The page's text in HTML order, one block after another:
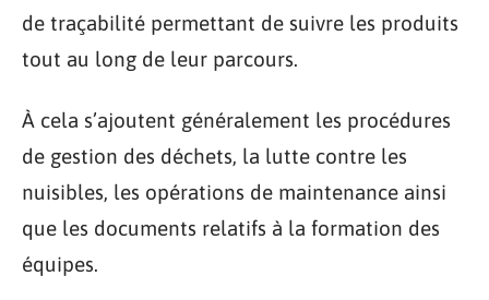
de traçabilité permettant de suivre les produits
tout au long de leur parcours.
À cela s’ajoutent généralement les procédures
de gestion des déchets, la lutte contre les
nuisibles, les opérations de maintenance ainsi
que les documents relatifs à la formation des
équipes.